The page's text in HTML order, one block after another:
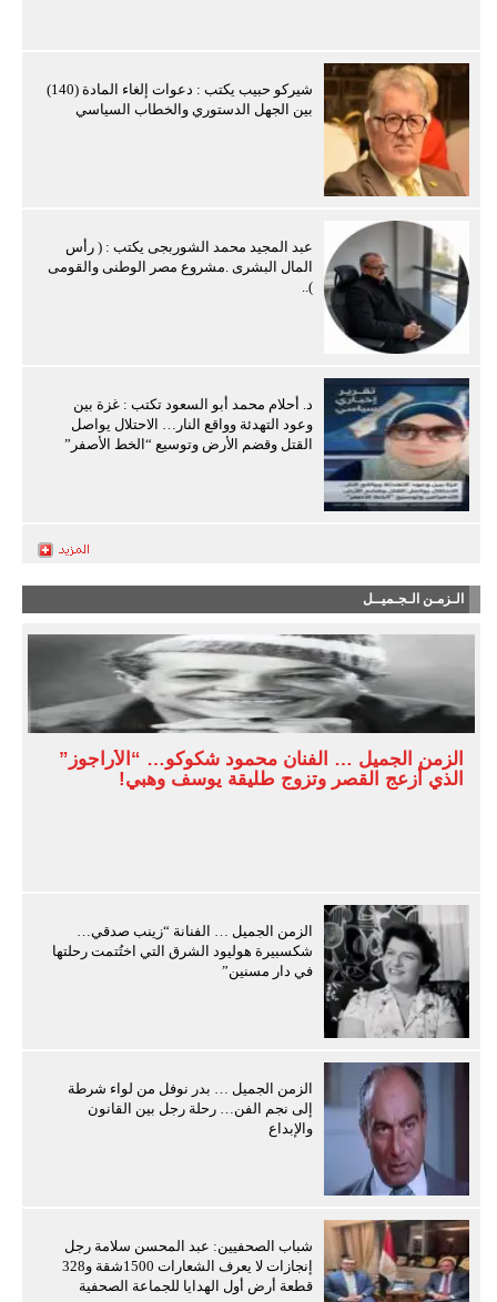
شيركو حبيب يكتب : دعوات إلغاء المادة (140)
بين الجهل الدستوري والخطاب السياسي
عبد المجيد محمد الشوربجى يكتب : ( رأس
المال البشرى .مشروع مصر الوطنى والقومى
)..
د. أحلام محمد أبو السعود تكتب : غزة بين
وعود التهدئة وواقع النار… الاحتلال يواصل
القتل وقضم الأرض وتوسيع “الخط الأصفر”
الـزمـن الـجـميــل
الزمن الجميل … الفنان محمود شكوكو… “الأراجوز”
الذي أزعج القصر وتزوج طليقة يوسف وهبي!
الزمن الجميل … الفنانة “زينب صدقي…
شكسبيرة هوليود الشرق التي اختُتمت رحلتها
في دار مسنين”
الزمن الجميل … بدر نوفل من لواء شرطة
إلى نجم الفن… رحلة رجل بين القانون
والإبداع
شباب الصحفيين: عبد المحسن سلامة رجل
إنجازات لا يعرف الشعارات 1500شقة و328
قطعة أرض أول الهدايا للجماعة الصحفية